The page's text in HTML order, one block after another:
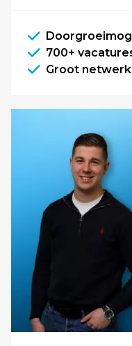
700+
Groot